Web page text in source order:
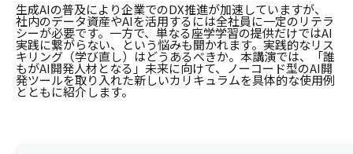
生成AIの普及により企業でのDX推進が加速していますが、
社内のデータ資産やAIを活用するには全社員に一定のリテラ
シーが必要です。一方で、単なる座学学習の提供だけではAI
実践に繋がらない、という悩みも聞かれます。実践的なリス
キリング（学び直し）はどうあるべきか。本講演では、「誰
もがAI開発人材となる」未来に向けて、ノーコード型のAI開
発ツールを取り入れた新しいカリキュラムを具体的な使用例
とともに紹介します。